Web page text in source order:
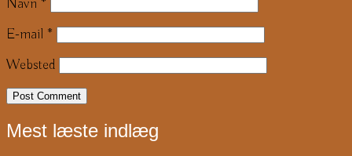
Navn *
E-mail *
Websted
Mest læste indlæg